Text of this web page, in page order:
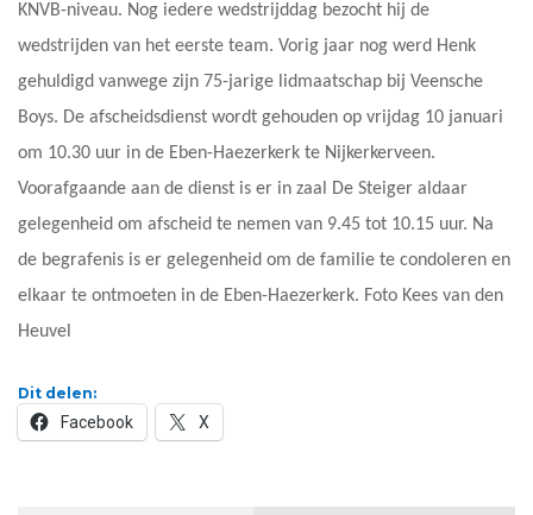
KNVB-niveau. Nog iedere wedstrijddag bezocht hij de
wedstrijden van het eerste team. Vorig jaar nog werd Henk
gehuldigd vanwege zijn 75-jarige lidmaatschap bij Veensche
Boys. De afscheidsdienst wordt gehouden op vrijdag 10 januari
om 10.30 uur in de Eben-Haezerkerk te Nijkerkerveen.
Voorafgaande aan de dienst is er in zaal De Steiger aldaar
gelegenheid om afscheid te nemen van 9.45 tot 10.15 uur. Na
de begrafenis is er gelegenheid om de familie te condoleren en
elkaar te ontmoeten in de Eben-Haezerkerk. Foto Kees van den
Heuvel
Dit delen:
Facebook X